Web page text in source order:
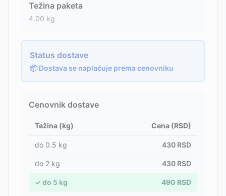
Težina paketa
4.00 kg
Status dostave
📦 Dostava se naplaćuje prema cenovniku
Cenovnik dostave
Težina (kg) Cena (RSD)
do 0.5 kg 430 RSD
do 2 kg 430 RSD
✓ do 5 kg 490 RSD